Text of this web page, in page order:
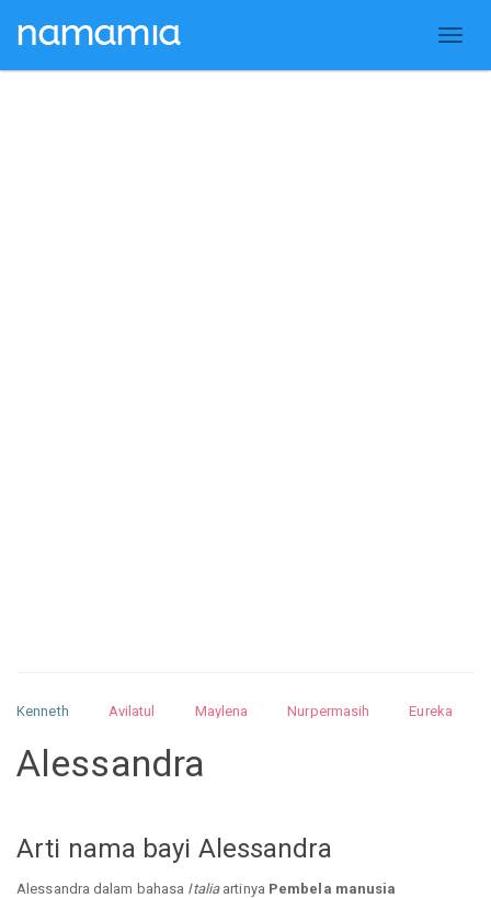
Kenneth Avilatul Maylena Nurpermasih
Eureka
Nurhilman
Pathin Muhalis
Alessandra
Arti nama bayi Alessandra
Alessandra dalam bahasa Italiaartinya Pembela manusia